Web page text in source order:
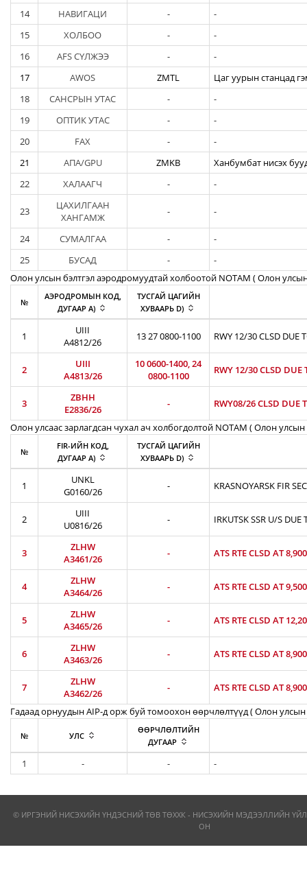
14 НАВИГАЦИ -
-
15
ХОЛБОО -
-
16
AFS СҮЛЖЭЭ -
-
17
AWOS ZMTL
Цаг уурын станцад
18
САНСРЫН УТАС -
-
19
ОПТИК УТАС -
-
20
FAX -
-
21
АПА/GPU ZMKB
Ханбумбат нисэх
22
ХАЛААГЧ - -
23
ЦАХИЛГААН
ХАНГАМЖ
- -
24 СУМАЛГАА -
-
25
БУСАД -
-
Олон улсын бэлтгэл аэродромуудтай холбоотой NOTAM ( Oлон
№
АЭРОДРОМЫН КОД,
ДУГААР A)
ТУСГАЙ ЦАГИЙН
ХУВААРЬ D)
1
UIII
A4812/26
13 27 0800-1100 RWY 12/30 CLSD DUE
2
UIII
A4813/26
10 0600-1400, 24
0800-1100
RWY 12/30 CLSD DUE
3
ZBHH
E2836/26
-
RWY08/26 CLSD DUE
Олон улсаас зарлагдсан чухал ач холбогдолтой NOTAM ( Олон улсын
№
FIR-ИЙН КОД,
ДУГААР A)
ТУСГАЙ ЦАГИЙН
ХУВААРЬ D)
1
UNKL
G0160/26
- KRASNOYARSK FIR
2
UIII
U0816/26
- IRKUTSK SSR U/S DUE
3
ZLHW
A3461/26
- ATS RTE CLSD AT
4
ZLHW
A3464/26
- ATS RTE CLSD AT
5
ZLHW
A3465/26
- ATS RTE CLSD AT
6
ZLHW
A3463/26
- ATS RTE CLSD AT
7
ZLHW
A3462/26
-
ATS RTE CLSD AT
Гадаад орнуудын AIP-д орж буй томоохон өөрчлөлтүүд ( Олон улсын
№ УЛС
ӨӨРЧЛӨЛТИЙН
ДУГААР
1 - - -
© ИРГЭНИЙ НИСЭХИЙН ҮНДЭСНИЙ ТӨВ ТӨХХК - НИСЭХИЙН МЭДЭЭЛЛИЙН
ОН